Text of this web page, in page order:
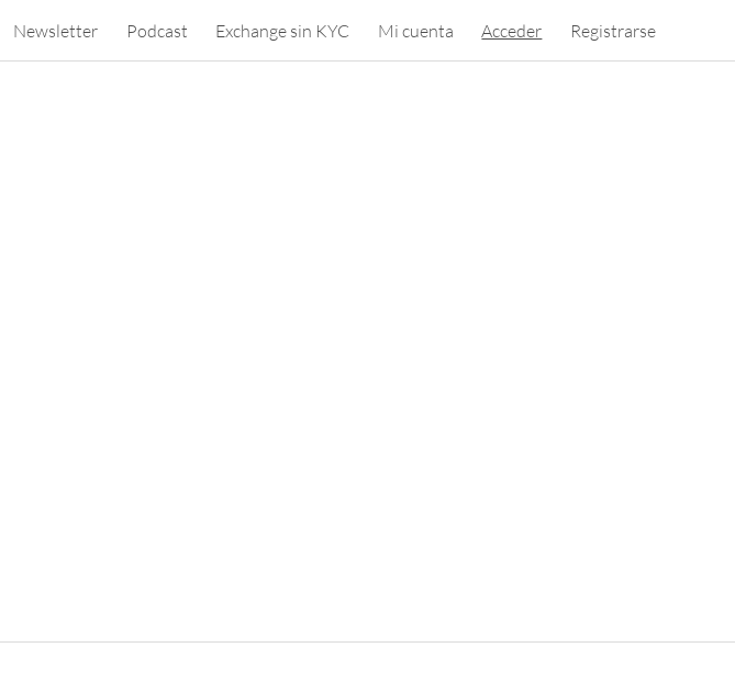
Newsletter Podcast Exchange sin KYC Mi cuenta Acceder Registrarse